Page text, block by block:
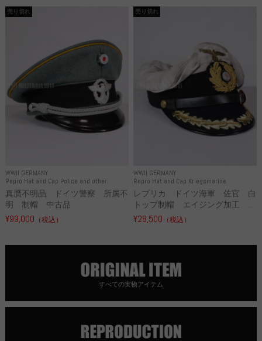
WWII GERMANY
Repro Hat and Cap Police and other
売り切れ
真贋不明品 ドイツ警察 所属不
明 制帽 中古品
¥99,000 （税込）
WWII GERMANY
Repro Hat and Cap Kriegsmarine
売り切れ
レプリカ ドイツ海軍 佐官 白
トップ制帽 エイジング加工 ...
¥28,500 （税込）
すべての実物アイテム